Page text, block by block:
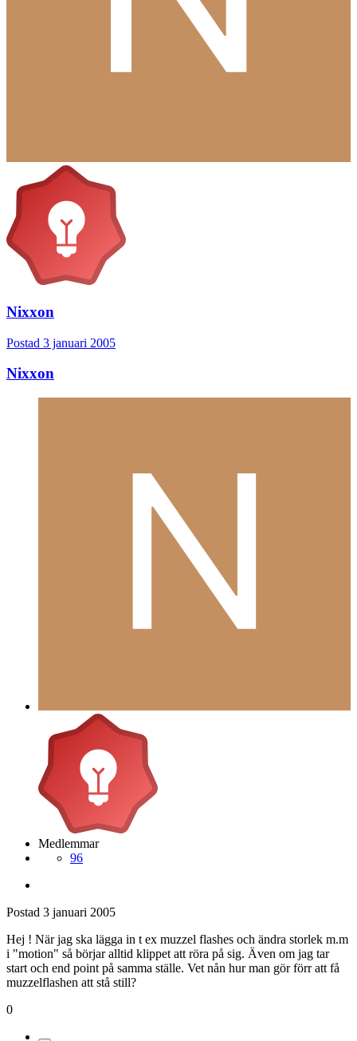
Nixxon
Postad 3 januari 2005
Nixxon
Medlemmar
96
Postad 3 januari 2005
Hej ! När jag ska lägga in t ex muzzel flashes och ändra storlek m.m
i "motion" så börjar alltid klippet att röra på sig. Även om jag tar
start och end point på samma ställe. Vet nån hur man gör förr att få
muzzelflashen att stå still?
0